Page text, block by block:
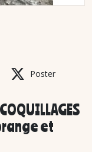
Poster
et